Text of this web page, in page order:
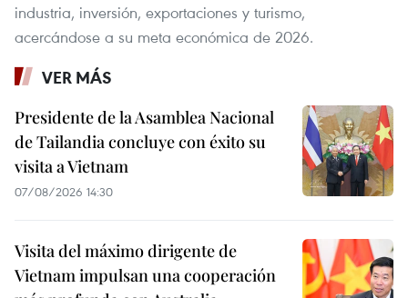
industria, inversión, exportaciones y turismo,
acercándose a su meta económica de 2026.
VER MÁS
Presidente de la Asamblea Nacional
de Tailandia concluye con éxito su
visita a Vietnam
07/08/2026 14:30
Visita del máximo dirigente de
Vietnam impulsan una cooperación